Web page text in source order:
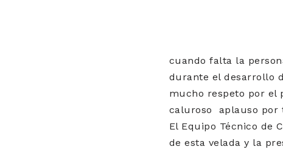
cuando falta la
durante el desarrollo
mucho respeto por el
caluroso aplauso por
El Equipo Técnico de
de esta velada y la